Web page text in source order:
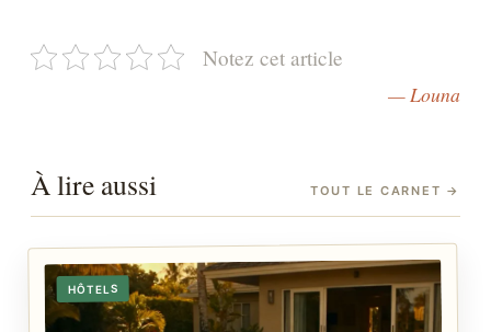
Notez cet article
— Louna
À lire aussi TOUT LE CARNET →
HÔTELS